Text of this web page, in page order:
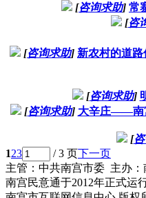
[咨询求助] 常
[咨
[咨询求助] 新农村的道
[咨询求助]
[咨询求助] 大辛庄——南
[
123 / 3 页下一页
主管：中共南宫市委 主办
南宫民意通于2012年正式运